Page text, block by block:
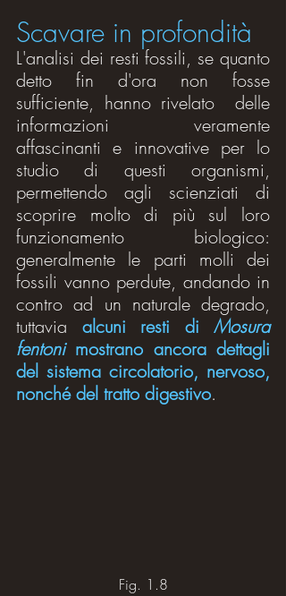
Scavare in profondità
L'analisi dei resti fossili, se quanto
detto fin d'ora non fosse
sufficiente, hanno rivelato  delle
informazioni veramente
affascinanti e innovative per lo
studio di questi organismi,
permettendo agli scienziati di
scoprire molto di più sul loro
funzionamento biologico:
generalmente le parti molli dei
fossili vanno perdute, andando in
contro ad un naturale degrado,
tuttavia alcuni resti di Mosura
fentoni mostrano ancora dettagli
del sistema circolatorio, nervoso,
nonché del tratto digestivo.
Fig. 1.8